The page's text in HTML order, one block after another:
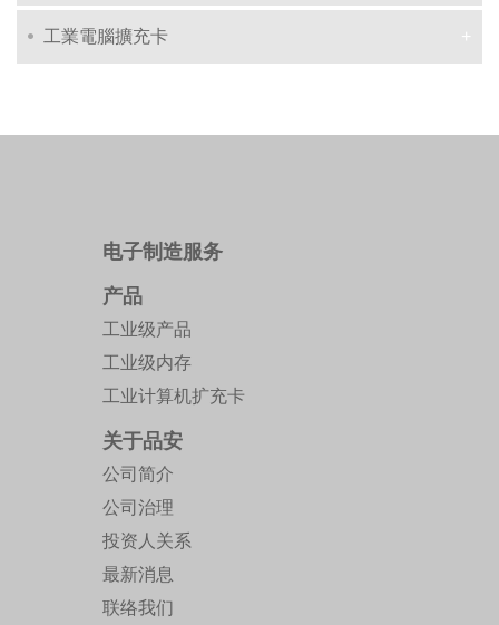
工業電腦擴充卡
电子制造服务
产品
工业级产品
工业级内存
工业计算机扩充卡
关于品安
公司简介
公司治理
投资人关系
最新消息
联络我们